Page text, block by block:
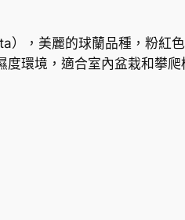
），美麗的球蘭品種，粉紅
環境，適合室內盆栽和攀爬